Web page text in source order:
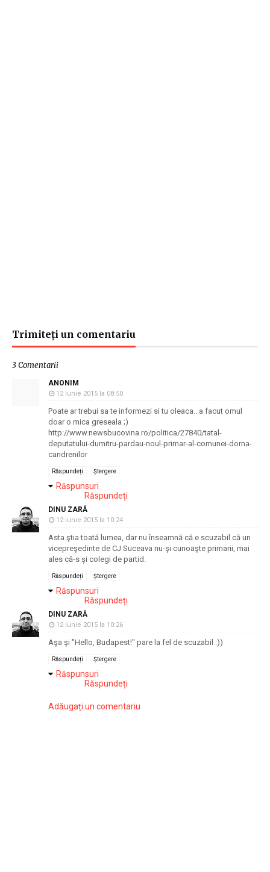
Trimiteți un comentariu
3 Comentarii
ANONIM
12 iunie 2015 la 08:50
Poate ar trebui sa te informezi si tu oleaca.. a facut omul
doar o mica greseala ;)
http://www.newsbucovina.ro/politica/27840/tatal-
deputatului-dumitru-pardau-noul-primar-al-comunei-dorna-
candrenilor
Răspundeți Ștergere
Răspunsuri
Răspundeți
DINU ZARĂ
12 iunie 2015 la 10:24
Asta ştia toată lumea, dar nu înseamnă că e scuzabil că un
vicepreşedinte de CJ Suceava nu-şi cunoaşte primarii, mai
ales că-s şi colegi de partid.
Răspundeți Ștergere
Răspunsuri
Răspundeți
DINU ZARĂ
12 iunie 2015 la 10:26
Aşa şi "Hello, Budapest!" pare la fel de scuzabil :))
Răspundeți Ștergere
Răspunsuri
Răspundeți
Adăugați un comentariu